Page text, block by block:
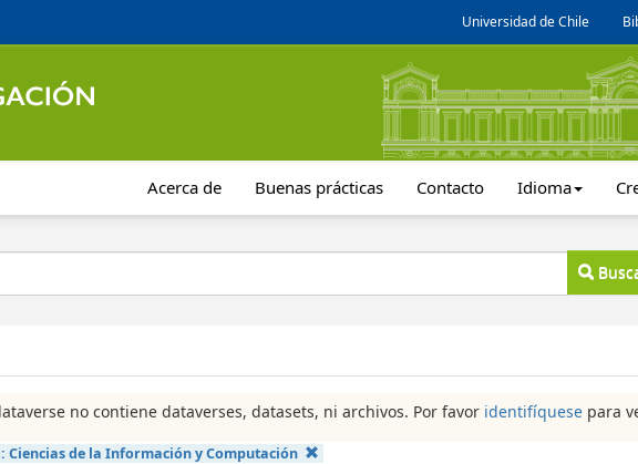
Universidad de Chile
Acerca de Buenas prácticas Contacto Idioma
no contiene dataverses, datasets, ni archivos. Por favor identifíquese para
Ciencias de la Información y Computación